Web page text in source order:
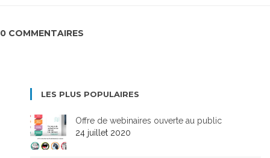
0 COMMENTAIRES
LES PLUS POPULAIRES
Offre de webinaires ouverte au public
24 juillet 2020